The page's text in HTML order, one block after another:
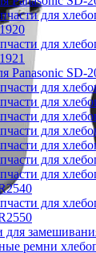
для
для
Panasonic SD-
для
для
для
для
для
для
для
для
для
ремни